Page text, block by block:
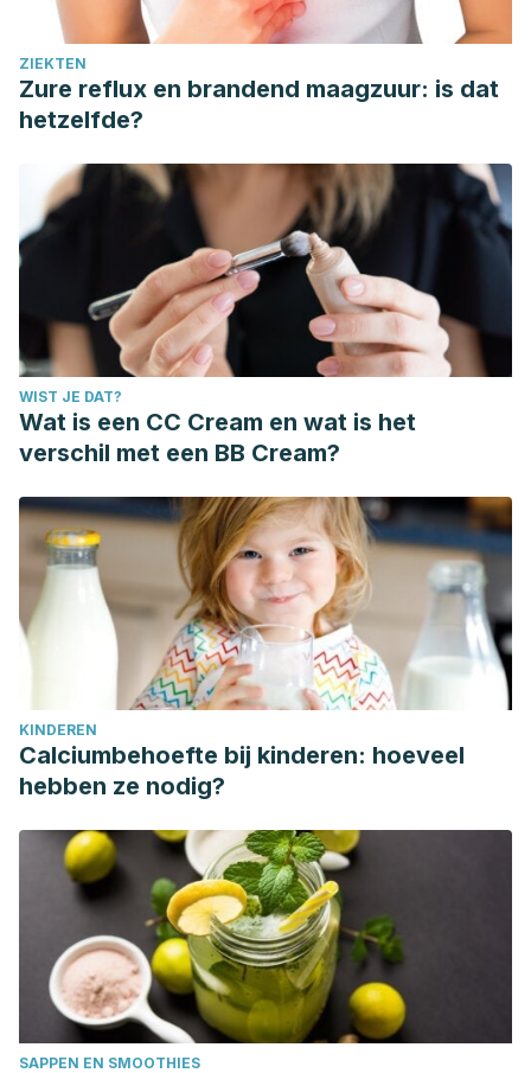
ZIEKTEN
Zure reflux en brandend maagzuur: is dat
hetzelfde?
WIST JE DAT?
Wat is een CC Cream en wat is het
verschil met een BB Cream?
KINDEREN
Calciumbehoefte bij kinderen: hoeveel
hebben ze nodig?
SAPPEN EN SMOOTHIES